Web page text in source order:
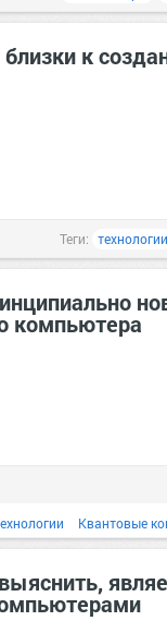
к
Теги: технологии
компьютера
Квантовые